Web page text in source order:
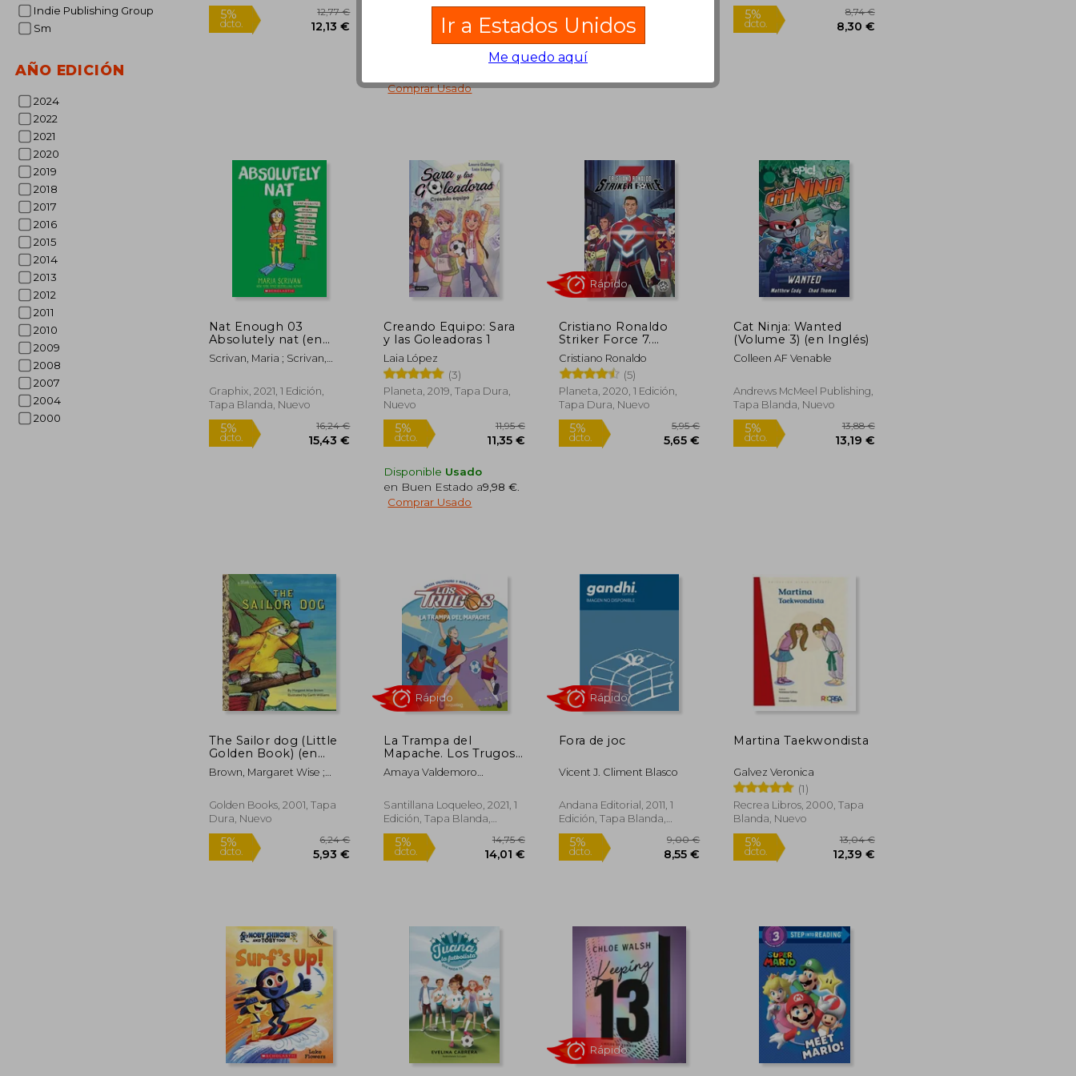
Indie Publishing Group
Sm
AÑO EDICIÓN
2024
2022
2021
2020
2019
2018
2017
2016
2015
2014
2013
2012
2011
2010
2009
2008
2007
2004
2000
dcto.
5%
dcto.
Rápido
Comprar Usado
5%
dcto.
9,95 €
9,45 €
5%
dcto.
Nat Enough 03
Absolutely nat (en
Inglés)
Scrivan, Maria ; Scrivan,
Graphix, 2021, 1 Edición,
Tapa Blanda, Nuevo
5%
dcto. 15,43 €
Creando Equipo: Sara
y las Goleadoras 1
Laia López
(3)
Planeta, 2019, Tapa Dura,
Nuevo
5%
dcto. 11,35 €
Disponible Usado
en Buen Estado a9,98 €
Comprar Usado
Cristiano Ronaldo
Striker Force 7.
Volumen 1
Cristiano Ronaldo
(5)
Planeta, 2020, 1 Edición,
Tapa Dura, Nuevo
5%
dcto.
5,95 €
5,65 €
Cat Ninja: Wanted
(Volume 3) (en Inglés)
Colleen AF Venable
Andrews McMeel Publishing,
Tapa Blanda, Nuevo
5%
dcto.
The Sailor dog (Little
Golden Book) (en
Inglés)
Brown, Margaret Wise ;
Golden Books, 2001, Tapa
Dura, Nuevo
La Trampa del
Mapache. Los Trugos
2
Amaya Valdemoro
Valdemoro
Santillana Loqueleo, 2021, 1
Edición, Tapa Blanda,
Nuevo
Rápido
Fora de joc
Vicent J. Climent Blasco
Andana Editorial, 2011, 1
Edición, Tapa Blanda,
Nuevo
Martina Taekwondista
Galvez Veronica
(1)
Recrea Libros, 2000, Tapa
Blanda, Nuevo
Ir a Estados Unidos
Me quedo aquí